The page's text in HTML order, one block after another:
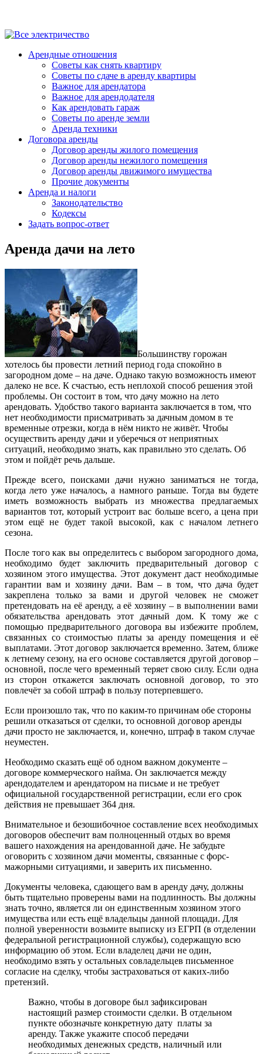
Арендные отношения
Советы как снять квартиру
Советы по сдаче в аренду квартиры
Важное для арендатора
Важное для арендодателя
Как арендовать гараж
Советы по аренде земли
Аренда техники
Договора аренды
Договор аренды жилого помещения
Договор аренды нежилого помещения
Договор аренды движимого имущества
Прочие документы
Аренда и налоги
Законодательство
Кодексы
Задать вопрос-ответ
Аренда дачи на лето
Большинству горожан
хотелось бы провести летний период года спокойно в
загородном доме – на даче. Однако такую возможность имеют
далеко не все. К счастью, есть неплохой способ решения этой
проблемы. Он состоит в том, что дачу можно на лето
арендовать. Удобство такого варианта заключается в том, что
нет необходимости присматривать за дачным домом в те
временные отрезки, когда в нём никто не живёт. Чтобы
осуществить аренду дачи и уберечься от неприятных
ситуаций, необходимо знать, как правильно это сделать. Об
этом и пойдёт речь дальше.
Прежде всего, поисками дачи нужно заниматься не тогда,
когда лето уже началось, а намного раньше. Тогда вы будете
иметь возможность выбрать из множества предлагаемых
вариантов тот, который устроит вас больше всего, а цена при
этом ещё не будет такой высокой, как с началом летнего
сезона.
После того как вы определитесь с выбором загородного дома,
необходимо будет заключить предварительный договор с
хозяином этого имущества. Этот документ даст необходимые
гарантии вам и хозяину дачи. Вам – в том, что дача будет
закреплена только за вами и другой человек не сможет
претендовать на её аренду, а её хозяину – в выполнении вами
обязательства арендовать этот дачный дом. К тому же с
помощью предварительного договора вы избежите проблем,
связанных со стоимостью платы за аренду помещения и её
выплатами. Этот договор заключается временно. Затем, ближе
к летнему сезону, на его основе составляется другой договор –
основной, после чего временный теряет свою силу. Если одна
из сторон откажется заключать основной договор, то это
повлечёт за собой штраф в пользу потерпевшего.
Если произошло так, что по каким-то причинам обе стороны
решили отказаться от сделки, то основной договор аренды
дачи просто не заключается, и, конечно, штраф в таком случае
неуместен.
Необходимо сказать ещё об одном важном документе –
договоре коммерческого найма. Он заключается между
арендодателем и арендатором на письме и не требует
официальной государственной регистрации, если его срок
действия не превышает 364 дня.
Внимательное и безошибочное составление всех необходимых
договоров обеспечит вам полноценный отдых во время
вашего нахождения на арендованной даче. Не забудьте
оговорить с хозяином дачи моменты, связанные с форс-
мажорными ситуациями, и заверить их письменно.
Документы человека, сдающего вам в аренду дачу, должны
быть тщательно проверены вами на подлинность. Вы должны
знать точно, является ли он единственным хозяином этого
имущества или есть ещё владельцы данной площади. Для
полной уверенности возьмите выписку из ЕГРП (в отделении
федеральной регистрационной службы), содержащую всю
информацию об этом. Если владелец дачи не один,
необходимо взять у остальных совладельцев письменное
согласие на сделку, чтобы застраховаться от каких-либо
претензий.
Важно, чтобы в договоре был зафиксирован
настоящий размер стоимости сделки. В отдельном
пункте обозначьте конкретную дату платы за
аренду. Также укажите способ передачи
необходимых денежных средств, наличный или